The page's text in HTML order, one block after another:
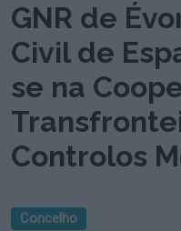
GNR de
Civil de
se na
Controlos
Concelho